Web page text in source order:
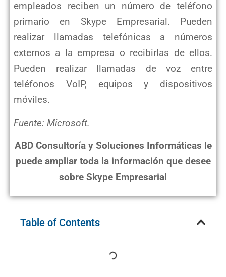
empleados reciben un número de teléfono
primario en Skype Empresarial. Pueden
realizar llamadas telefónicas a números
externos a la empresa o recibirlas de ellos.
Pueden realizar llamadas de voz entre
teléfonos VoIP, equipos y dispositivos
móviles.
Fuente: Microsoft.
ABD Consultoría y Soluciones Informáticas le
puede ampliar toda la información que desee
sobre Skype Empresarial
Table of Contents